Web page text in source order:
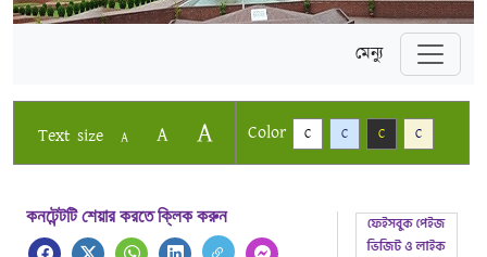
মেন্যু
Text size A A A Color C C C C
কনটেন্টটি শেয়ার করতে ক্লিক করুন